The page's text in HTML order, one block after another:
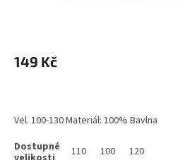
149 Kč
Vel. 100-130 Materiál: 100% Bavlna
110 100 120